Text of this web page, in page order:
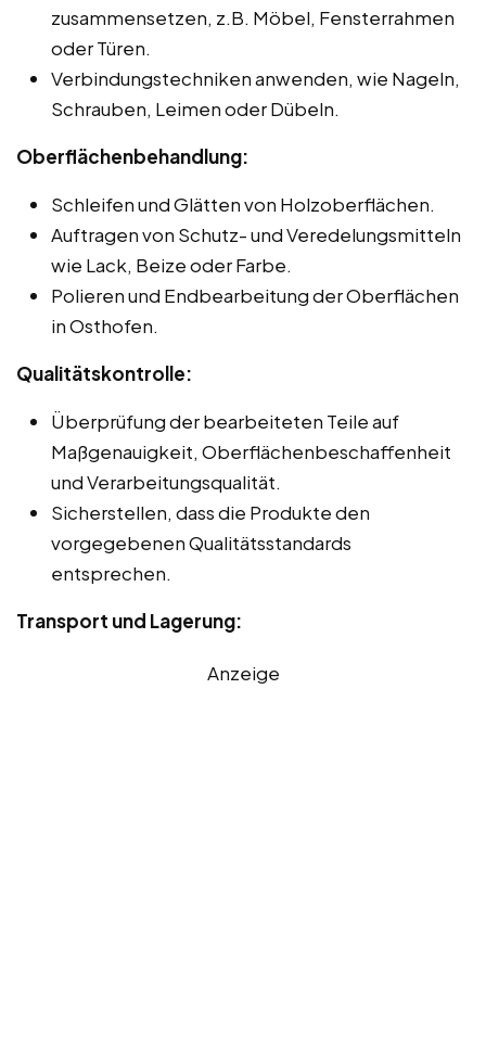
zusammensetzen, z.B. Möbel, Fensterrahmen
oder Türen.
Verbindungstechniken anwenden, wie Nageln,
Schrauben, Leimen oder Dübeln.
Oberflächenbehandlung:
Schleifen und Glätten von Holzoberflächen.
Auftragen von Schutz- und Veredelungsmitteln
wie Lack, Beize oder Farbe.
Polieren und Endbearbeitung der Oberflächen
in Osthofen.
Qualitätskontrolle:
Überprüfung der bearbeiteten Teile auf
Maßgenauigkeit, Oberflächenbeschaffenheit
und Verarbeitungsqualität.
Sicherstellen, dass die Produkte den
vorgegebenen Qualitätsstandards
entsprechen.
Transport und Lagerung:
Anzeige